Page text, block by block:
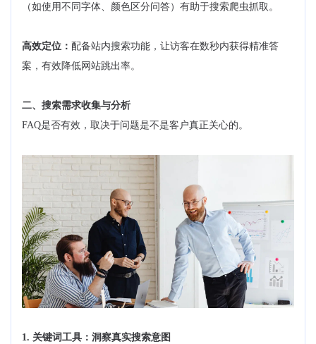
（如使用不同字体、颜色区分问答）有助于搜索爬虫抓取。
高效定位： 配备站内搜索功能，让访客在数秒内获得精准答
案，有效降低网站跳出率。
二、搜索需求收集与分析
FAQ是否有效，取决于问题是不是客户真正关心的。
1. 关键词工具：洞察真实搜索意图